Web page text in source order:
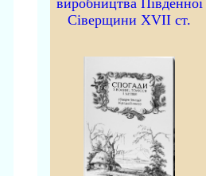
виробництва Південної
Сіверщини XVII ст.